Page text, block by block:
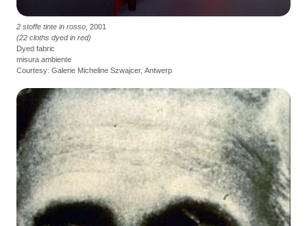
2 stoffe tinte in rosso , 2001
(22 cloths dyed in red)
Dyed fabric
misura ambiente
Courtesy: Galerie Micheline Szwajcer, Antwerp